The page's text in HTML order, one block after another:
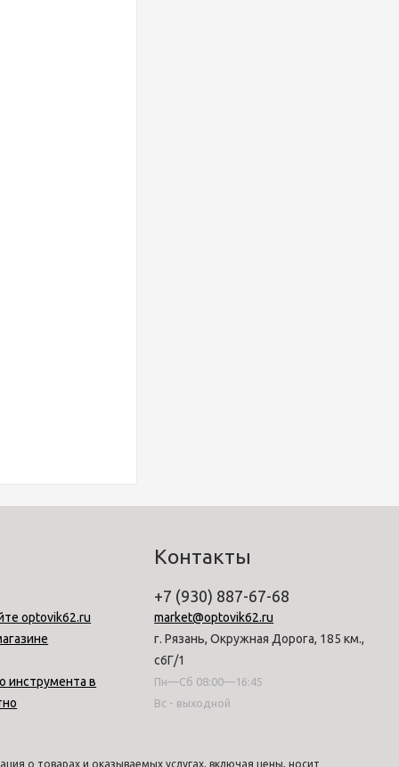
optovik62.ru
инструмента в
Контакты
+7 (930) 887-67-68
market@optovik62.ru
г. Рязань, Окружная Дорога, 185 км.,
с6Г/1
Пн—Сб 08:00—16:45
Вс - выходной
о товарах и оказываемых услугах, включая цены, носит